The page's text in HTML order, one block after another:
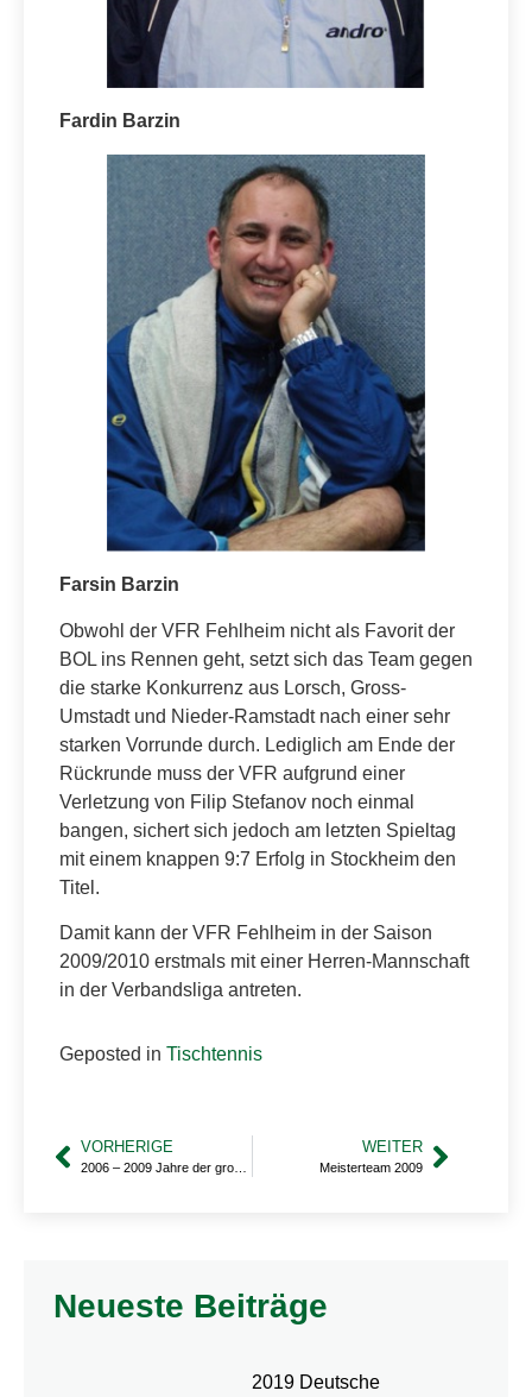
Fardin Barzin
Farsin Barzin
Obwohl der VFR Fehlheim nicht als Favorit der
BOL ins Rennen geht, setzt sich das Team gegen
die starke Konkurrenz aus Lorsch, Gross-
Umstadt und Nieder-Ramstadt nach einer sehr
starken Vorrunde durch. Lediglich am Ende der
Rückrunde muss der VFR aufgrund einer
Verletzung von Filip Stefanov noch einmal
bangen, sichert sich jedoch am letzten Spieltag
mit einem knappen 9:7 Erfolg in Stockheim den
Titel.
Damit kann der VFR Fehlheim in der Saison
2009/2010 erstmals mit einer Herren-Mannschaft
in der Verbandsliga antreten.
Geposted in Tischtennis
VORHERIGE
2006 – 2009 Jahre der großen Erfolge
WEITER
Meisterteam 2009
Neueste Beiträge
2019 Deutsche